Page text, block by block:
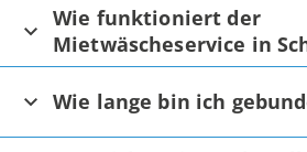
Wie funktioniert der
Mietwäscheservice in
Wie lange bin ich